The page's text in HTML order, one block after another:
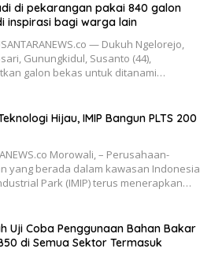
di pekarangan pakai 840 galon
inspirasi bagi warga lain
— Dukuh Ngelorejo,
Gunungkidul, Susanto (44),
galon bekas untuk ditanami…
Hijau, IMIP Bangun PLTS 200
Morowali, – Perusahaan-
yang berada dalam kawasan Indonesia
Park (IMIP) terus menerapkan…
Uji Coba Penggunaan Bahan Bakar
di Semua Sektor Termasuk